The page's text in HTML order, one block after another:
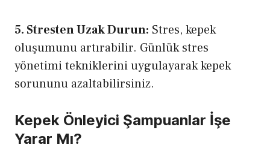
5. Stresten Uzak Durun: Stres, kepek
oluşumunu artırabilir. Günlük stres
yönetimi tekniklerini uygulayarak kepek
sorununu azaltabilirsiniz.
Kepek Önleyici Şampuanlar İşe
Yarar Mı?